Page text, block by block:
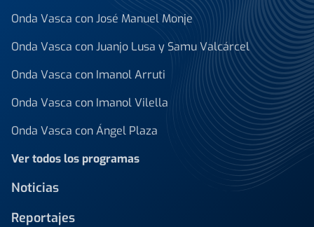
Onda Vasca con José Manuel Monje
Onda Vasca con Juanjo Lusa y Samu Valcárcel
Onda Vasca con Imanol Arruti
Onda Vasca con Imanol Vilella
Onda Vasca con Ángel Plaza
Ver todos los programas
Noticias
Reportajes